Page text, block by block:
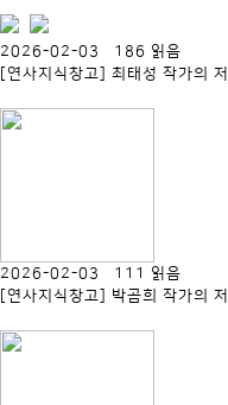
2026-02-03 186 읽음
[연사지식창고] 최태성 작가의
2026-02-03 111 읽음
[연사지식창고] 박곰희 작가의